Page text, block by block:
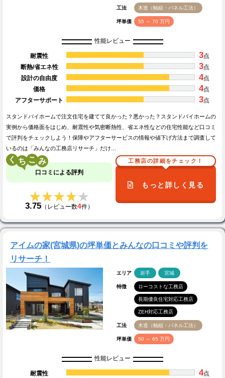
工法 木造（軸組・パネル工法）
坪単価 55 ～ 70 万円
性能レビュー
耐震性 3点
断熱/省エネ性
3点
設計の自由度
4点
価格
4点
アフターサポート
3点
スタンドバイホームで注文住宅を建てて良かった？悪かった？スタンドバイホームの
実例から価格面をはじめ、耐震性や気密断熱性、省エネ性などの住宅性能など口コミ
で評判をチェックしよう！保障やアフターサービスの情報や値下げ方法まで調査して
いるのは「みんなの工務店リサーチ」だけ…
く こ
口コミによる評判
★★★★★
★★★★★
3.75 （レビュー数4件）
工務店の詳細をチェック！
もっと詳しく見る
アイムの家(宮城県)の坪単価とみんなの口コミや評判を
リサーチ！
エリア 岩手 宮城
特徴 ローコストな工務店
長期優良住宅対応工務店
ZEH対応工務店
工法 木造（軸組・パネル工法）
坪単価 50 ～ 65 万円
性能レビュー
耐震性 4点